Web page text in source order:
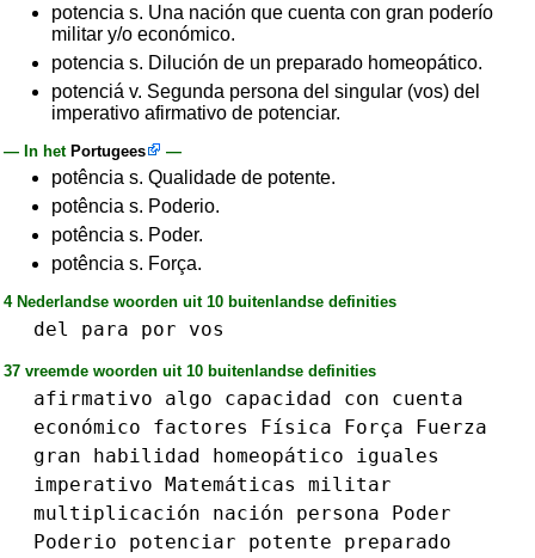
potencia s. Una nación que cuenta con gran poderío
militar y/o económico.
potencia s. Dilución de un preparado homeopático.
potenciá v. Segunda persona del singular (vos) del
imperativo afirmativo de potenciar.
— In het Portugees —
potência s. Qualidade de potente.
potência s. Poderio.
potência s. Poder.
potência s. Força.
4 Nederlandse woorden uit 10 buitenlandse definities
del para por vos
37 vreemde woorden uit 10 buitenlandse definities
afirmativo algo capacidad con
cuenta
económico
factores Física Força
Fuerza
gran
habilidad homeopático
iguales
imperativo Matemáticas
militar
multiplicación
nación persona
Poder
Poderio
potenciar potente
preparado